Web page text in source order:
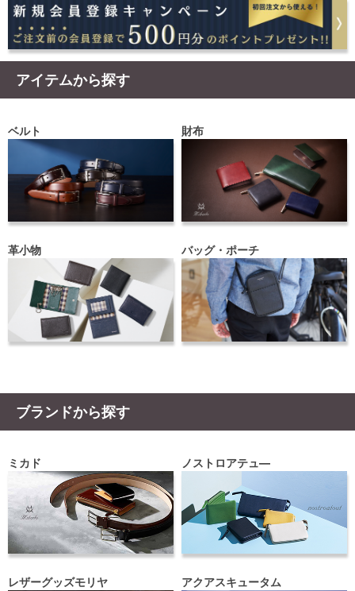
アイテムから探す
ベルト 財布
革小物 バッグ・ポーチ
ブランドから探す
ミカド ノストロアテュ―
レザーグッズモリヤ アクアスキュータム